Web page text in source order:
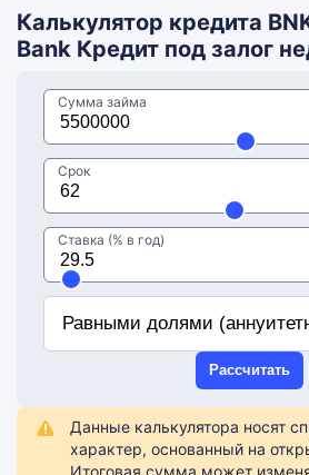
Калькулятор кредита
Bank Кредит под залог
Сумма займа
Срок
Ставка (% в год)
Рассчитать
Данные калькулятора носят
характер, основанный на
Итоговая сумма может